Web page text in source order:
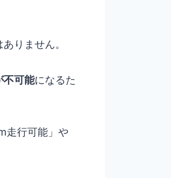
りません。
不可能になるた
走行可能」や